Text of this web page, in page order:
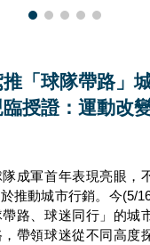
「球隊帶路」
授證：運動改
成軍首年表現亮眼，
推動城市行銷。今(5/
路、球迷同行」的城
帶領球迷從不同高度